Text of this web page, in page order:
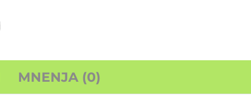
MNENJA (0)